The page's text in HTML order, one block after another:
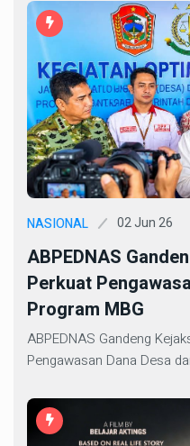
NASIONAL 02 Jun 26
ABPEDNAS
Perkuat
Program MBG
ABPEDNAS Gandeng
Pengawasan Dana Desa